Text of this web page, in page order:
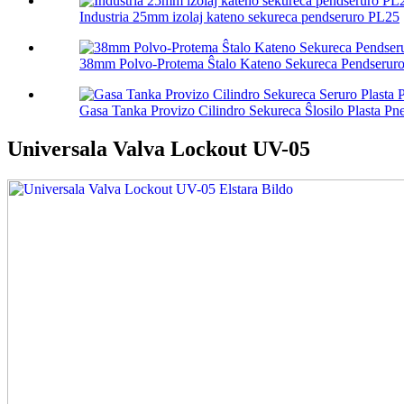
Industria 25mm izolaj kateno sekureca pendseruro PL25
38mm Polvo-Protema Ŝtalo Kateno Sekureca Pendseruro
Gasa Tanka Provizo Cilindro Sekureca Ŝlosilo Plasta
Universala Valva Lockout UV-05